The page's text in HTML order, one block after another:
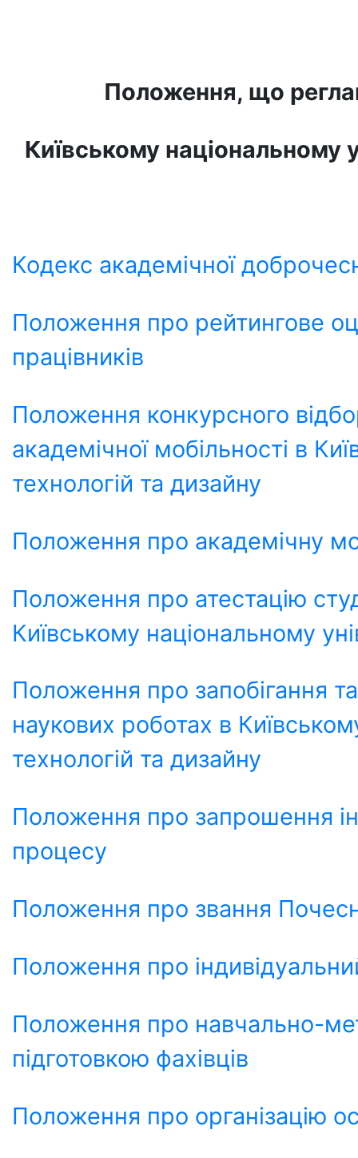
Положення, що
Київському національному
Кодекс академічної
Положення про рейтингове
працівників
Положення конкурсного
академічної мобільності в
технологій та дизайну
Положення про академічну
Положення про атестацію
Київському національному
Положення про запобігання
наукових роботах в
технологій та дизайну
Положення про запрошення
процесу
Положення про звання
Положення про
Положення про навчально-
підготовкою фахівців
Положення про організацію